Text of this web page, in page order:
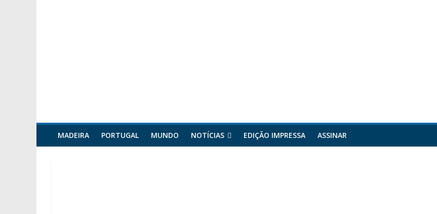
MADEIRA PORTUGAL MUNDO NOTÍCIAS EDIÇÃO IMPRESSA ASSINAR